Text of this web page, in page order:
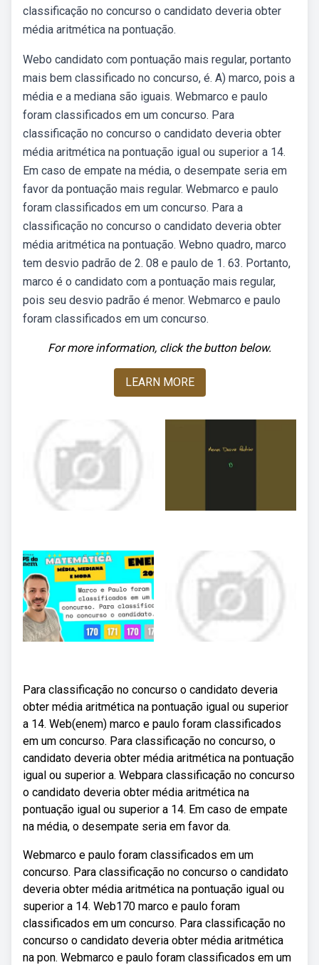
classificação no concurso o candidato deveria obter
média aritmética na pontuação.
Webo candidato com pontuação mais regular, portanto
mais bem classificado no concurso, é. A) marco, pois a
média e a mediana são iguais. Webmarco e paulo
foram classificados em um concurso. Para
classificação no concurso o candidato deveria obter
média aritmética na pontuação igual ou superior a 14.
Em caso de empate na média, o desempate seria em
favor da pontuação mais regular. Webmarco e paulo
foram classificados em um concurso. Para a
classificação no concurso o candidato deveria obter
média aritmética na pontuação. Webno quadro, marco
tem desvio padrão de 2. 08 e paulo de 1. 63. Portanto,
marco é o candidato com a pontuação mais regular,
pois seu desvio padrão é menor. Webmarco e paulo
foram classificados em um concurso.
For more information, click the button below.
LEARN MORE
Para classificação no concurso o candidato deveria
obter média aritmética na pontuação igual ou superior
a 14. Web(enem) marco e paulo foram classificados
em um concurso. Para classificação no concurso, o
candidato deveria obter média aritmética na pontuação
igual ou superior a. Webpara classificação no concurso
o candidato deveria obter média aritmética na
pontuação igual ou superior a 14. Em caso de empate
na média, o desempate seria em favor da.
Webmarco e paulo foram classificados em um
concurso. Para classificação no concurso o candidato
deveria obter média aritmética na pontuação igual ou
superior a 14. Web170 marco e paulo foram
classificados em um concurso. Para classificação no
concurso o candidato deveria obter média aritmética
na pon. Webmarco e paulo foram classificados em um